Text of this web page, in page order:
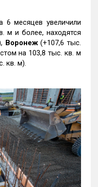
6 месяцев увеличили
м и более, находятся
Воронеж(+107,6 тыс.
на 103,8 тыс. кв. м
кв. м).